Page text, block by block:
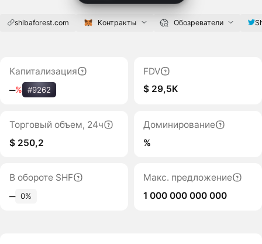
shibaforest.com Контракты Обозреватели
Капитализация
‒% #9262
FDV
$ 29,5K
Торговый объем, 24ч
$ 250,2
Доминирование
%
В обороте SHF
‒ 0%
Макс. предложение
1 000 000 000 000